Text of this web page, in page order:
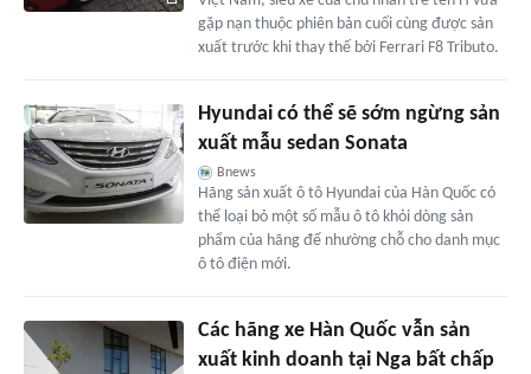
gặp nạn thuộc phiên bản cuối cùng được sản
xuất trước khi thay thế bởi Ferrari F8 Tributo.
Hyundai có thể sẽ sớm ngừng sản
xuất mẫu sedan Sonata
Bnews
Hãng sản xuất ô tô Hyundai của Hàn Quốc có
thể loại bỏ một số mẫu ô tô khỏi dòng sản
phẩm của hãng để nhường chỗ cho danh mục
ô tô điện mới.
Các hãng xe Hàn Quốc vẫn sản
xuất kinh doanh tại Nga bất chấp